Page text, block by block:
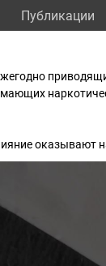
Публикации
оказывают